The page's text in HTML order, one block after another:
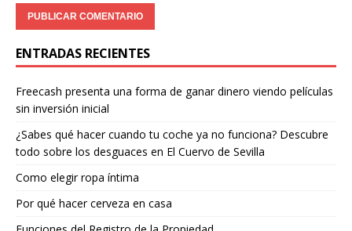
ENTRADAS RECIENTES
Freecash presenta una forma de ganar dinero viendo películas
sin inversión inicial
¿Sabes qué hacer cuando tu coche ya no funciona? Descubre
todo sobre los desguaces en El Cuervo de Sevilla
Como elegir ropa íntima
Por qué hacer cerveza en casa